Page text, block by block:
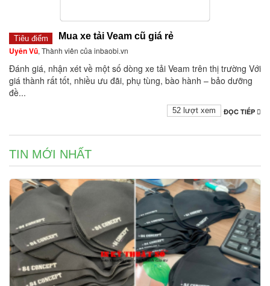
Tiêu điểm Mua xe tải Veam cũ giá rẻ
Uyên Vũ, Thành viên của inbaobi.vn
Đánh giá, nhận xét về một số dòng xe tải Veam trên thị trường Với
giá thành rất tốt, nhiều ưu đãi, phụ tùng, bào hành – bảo dưỡng
đề...
ĐỌC TIẾP
52 lượt xem
TIN MỚI NHẤT